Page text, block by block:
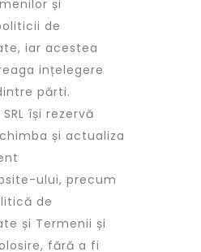
și
de
iar acestea
ințelegere
părti.
SRL își rezervă
și actualiza
ului, precum
de
și Termenii și
fără a fi